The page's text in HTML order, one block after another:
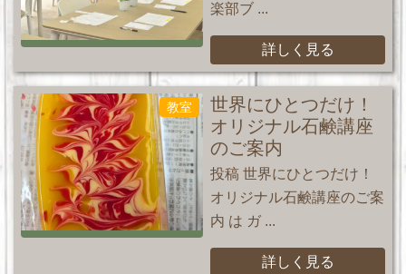
楽部ブ ...
詳しく見る
教室
世界にひとつだけ！
オリジナル石鹸講座
のご案内
投稿 世界にひとつだけ！
オリジナル石鹸講座のご案
内 は ガ ...
詳しく見る